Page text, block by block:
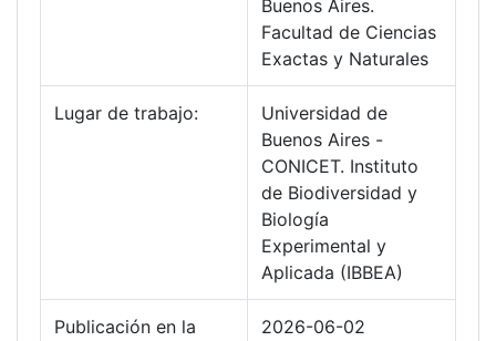
Buenos Aires.
Facultad de Ciencias
Exactas y Naturales
Lugar de trabajo:
Universidad de
Buenos Aires -
CONICET. Instituto
de Biodiversidad y
Biología
Experimental y
Aplicada (IBBEA)
Publicación en la
2026-06-02